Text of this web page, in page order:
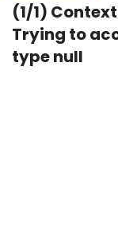
(1/1)
Trying to
type null